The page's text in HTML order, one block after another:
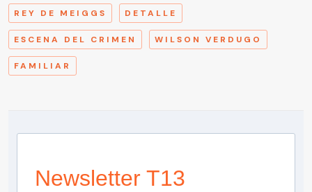
REY DE MEIGGS DETALLE
ESCENA DEL CRIMEN WILSON VERDUGO
FAMILIAR
Newsletter T13